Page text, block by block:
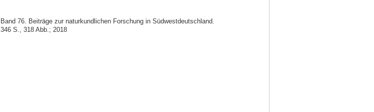
Band 76. Beiträge zur naturkundlichen Forschung in Südwestdeutschland.
346 S., 318 Abb.; 2018